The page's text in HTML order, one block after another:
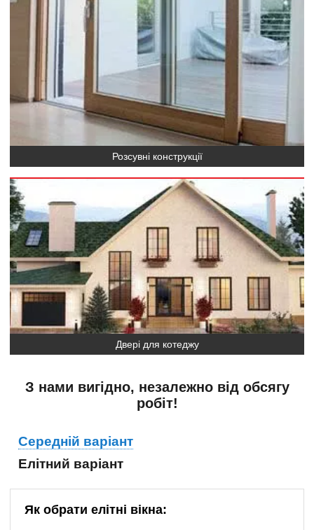
Розсувні конструкції
Двері для котеджу
З нами вигідно, незалежно від обсягу
робіт!
Середній варіант
Елітний варіант
Як обрати елітні вікна: